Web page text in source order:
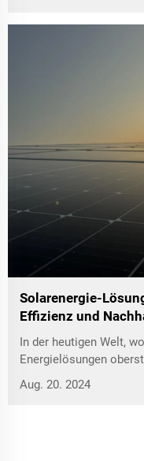
Solarenergie-
Effizienz und
In der heutigen Welt,
Energielösungen
vorderster Front, um
unsere Kunden zu
Aug. 20. 2024